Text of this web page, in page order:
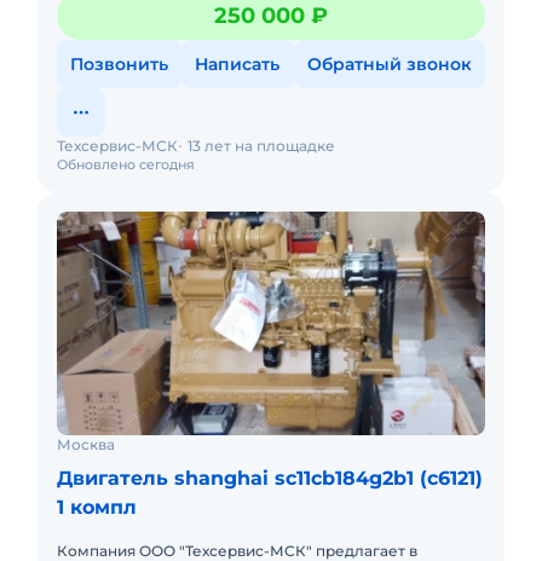
D65 и Z
250 000 ₽
Позвонить Написать Обратный звонок
Обновлено сегодня
Техсервис-МСК 13 лет на площадке
Москва
Двигатель shanghai sc11cb184g2b1 (c6121)
1 компл
Компания ООО "Техсервис-МСК" предлагает в